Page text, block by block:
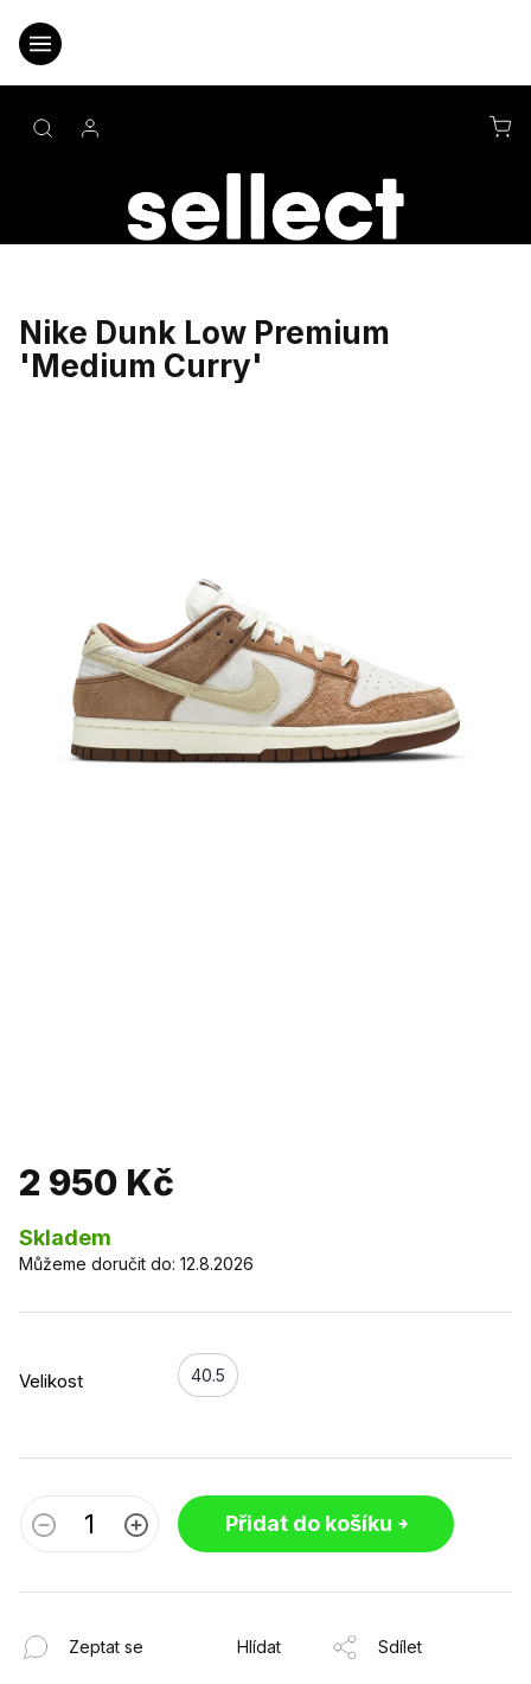
obsah
Nike Dunk Low Premium
'Medium Curry'
2 950 Kč
Skladem
Velikost 40.5
Můžeme doručit do: 12.8.2026
Přidat do košíku
Zeptat se Hlídat Sdílet